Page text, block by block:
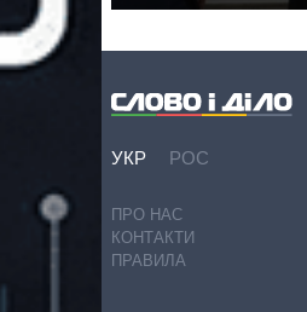
УКР РОС
ПРО НАС
КОНТАКТИ
ПРАВИЛА